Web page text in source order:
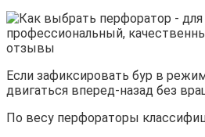
Если зафиксировать бур в
двигаться вперед-назад без
По весу перфораторы